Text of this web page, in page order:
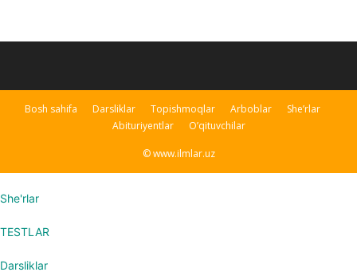
Bosh sahifa Darsliklar Topishmoqlar Arboblar
She’rlar
Abituriyentlar
O’qituvchilar
© www.ilmlar.uz
She'rlar
TESTLAR
Darsliklar